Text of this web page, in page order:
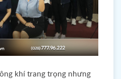
khí trang trọng nhưng